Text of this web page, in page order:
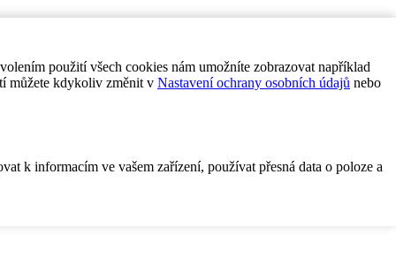
použití všech cookies nám umožníte zobrazovat například
můžete kdykoliv změnit v Nastavení ochrany osobních údajů nebo
k informacím ve vašem zařízení, používat přesná data o poloze a